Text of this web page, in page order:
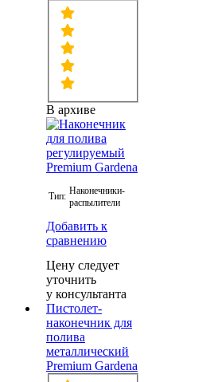
В архиве
Тип: Наконечники-
распылители
Добавить к
сравнению
Цену следует
уточнить
у консультанта
Пистолет-
наконечник для
полива
металлический
Premium Gardena